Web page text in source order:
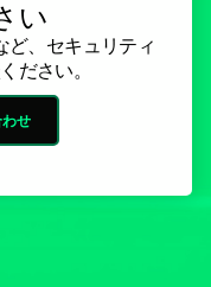
い
ど、セキュリティ
ださい。
せ